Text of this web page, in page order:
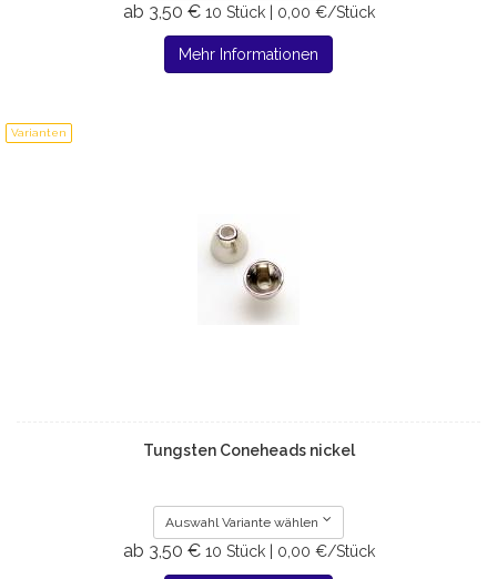
ab 3,50 € 10 Stück | 0,00 €/Stück
Mehr Informationen
Varianten
Tungsten Coneheads nickel
Auswahl Variante wählen
ab 3,50 € 10 Stück | 0,00 €/Stück